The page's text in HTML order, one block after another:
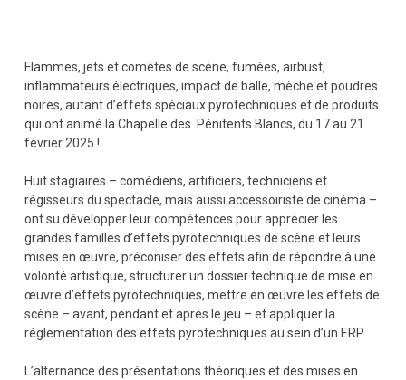
Flammes, jets et comètes de scène, fumées, airbust,
inflammateurs électriques, impact de balle, mèche et poudres
noires, autant d’effets spéciaux pyrotechniques et de produits
qui ont animé la Chapelle des Pénitents Blancs, du 17 au 21
février 2025 !
Huit stagiaires – comédiens, artificiers, techniciens et
régisseurs du spectacle, mais aussi accessoiriste de cinéma –
ont su développer leur compétences pour apprécier les
grandes familles d’effets pyrotechniques de scène et leurs
mises en œuvre, préconiser des effets afin de répondre à une
volonté artistique, structurer un dossier technique de mise en
œuvre d’effets pyrotechniques, mettre en œuvre les effets de
scène – avant, pendant et après le jeu – et appliquer la
réglementation des effets pyrotechniques au sein d’un ERP.
L’alternance des présentations théoriques et des mises en